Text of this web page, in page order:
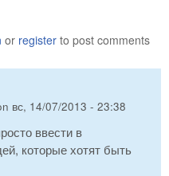
or register to post comments
вс, 14/07/2013 - 23:38
ввести в
которые хотят быть